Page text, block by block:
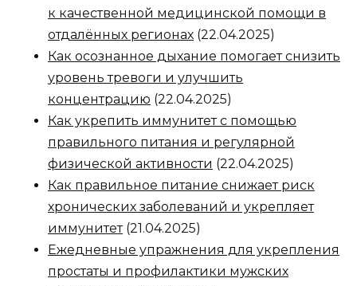
к качественной медицинской помощи в
отдалённых регионах (22.04.2025)
Как осознанное дыхание помогает снизить
уровень тревоги и улучшить
концентрацию (22.04.2025)
Как укрепить иммунитет с помощью
правильного питания и регулярной
физической активности (22.04.2025)
Как правильное питание снижает риск
хронических заболеваний и укрепляет
иммунитет (21.04.2025)
Ежедневные упражнения для укрепления
простаты и профилактики мужских